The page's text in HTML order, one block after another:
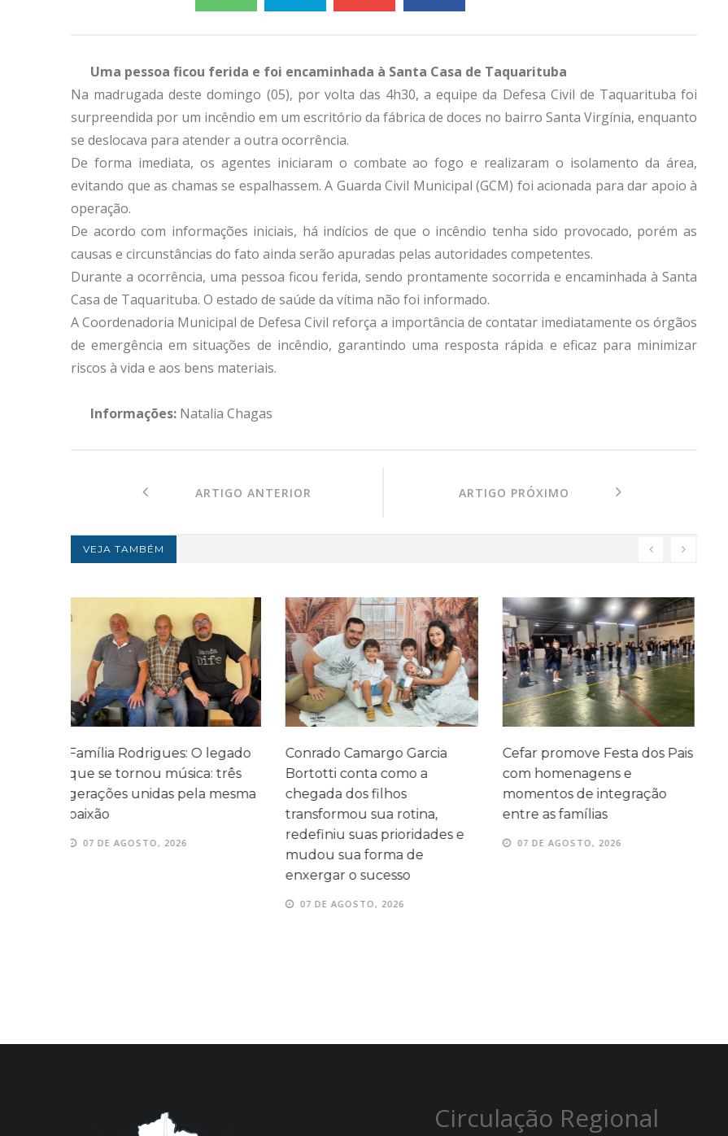
Uma pessoa ficou ferida e foi encaminhada à Santa Casa de Taquarituba
Na madrugada deste domingo (05), por volta das 4h30, a equipe da Defesa Civil de Taquarituba foi
surpreendida por um incêndio em um escritório da fábrica de doces no bairro Santa Virgínia, enquanto
se deslocava para atender a outra ocorrência.
De forma imediata, os agentes iniciaram o combate ao fogo e realizaram o isolamento da área,
evitando que as chamas se espalhassem. A Guarda Civil Municipal (GCM) foi acionada para dar apoio à
operação.
De acordo com informações iniciais, há indícios de que o incêndio tenha sido provocado, porém as
causas e circunstâncias do fato ainda serão apuradas pelas autoridades competentes.
Durante a ocorrência, uma pessoa ficou ferida, sendo prontamente socorrida e encaminhada à Santa
Casa de Taquarituba. O estado de saúde da vítima não foi informado.
A Coordenadoria Municipal de Defesa Civil reforça a importância de contatar imediatamente os órgãos
de emergência em situações de incêndio, garantindo uma resposta rápida e eficaz para minimizar
riscos à vida e aos bens materiais.
Informações: Natalia Chagas
ARTIGO ANTERIOR ARTIGO PRÓXIMO
VEJA TAMBÉM
Conrado Camargo Garcia
Bortotti conta como a
chegada dos filhos
transformou sua rotina,
Cefar promove Festa dos Pais
com homenagens e
momentos de integração
entre as famílias
07 DE AGOSTO, 2026
Cefar conquista medalhas na
Olimpíada Canguru de
Matemática
07 DE AGOSTO, 2026
Circulação Regional